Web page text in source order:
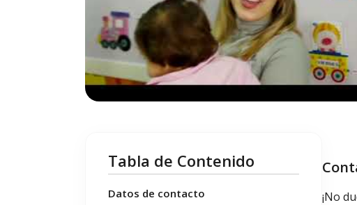
Tabla de Contenido
Datos de contacto
¡No